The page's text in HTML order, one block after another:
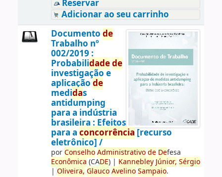
Reservar
Adicionar ao seu carrinho
Documento de
Trabalho nº
002/2019 :
Probabilidadede
investigação e
aplicação de
medidas
antidumping
para a indústria
brasileira : Efeitos
para a concorrência [recurso
eletrônico] /
porConselho Administrativo de Defesa
Econômica (CADE)| Kannebley Júnior, Sérgio
| Oliveira, Glauco Avelino Sampaio.